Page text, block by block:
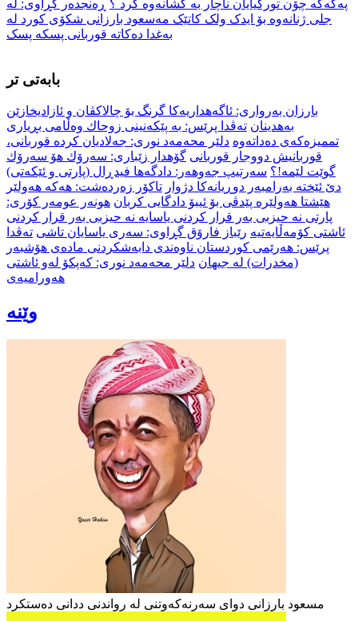
پەکەکە چۆن تورکیایان ناچار بە کشانەوە کرد ؟ ڕەنجدەر گڕاوی: لە
جلی ژنانەوە بۆ ایدک ولک کاتێک مەسعود بارزانی شکۆی کورد لە
بەغدا دەکاتە قوربانی پسکە پسک
بابەتی تر
بارزان به‌رواری: ئاگه‌هداریه‌كا گرنگ بۆ چالاكڤان و ئازادیخازێن
به‌هدینان تەڤدا پرێس: بە پێکەنینی زوحاك وەڵامی بڕیاری
تممیزەکەی دەداتەوە دلێر محەمەد نوری: جەلادیان کردە قوربانی،
قوربانیش دووجار قوربانی گۆهدار زێباری: سەرۆك هۆ سەرۆك
گوێت لێمە!؟ سه‌رتیپ جه‌وهه‌ر: دادگه‌ها فیدڕال (پارتی و ئێكه‌تی)
دێ ئێخته‌ به‌رامبه‌ر دوڕیانه‌كا دژوار تاكۆر زه‌رده‌شت: هه‌كه‌ هه‌ولێر
هێشتا هه‌ولێره‌ پێدڤی بۆ ئیبۆ دادگایی كربان هونەر عومەر کۆری:
پارتی نە حیزبی بەر قرار كردنی یاسایە نە حیزبی بەر قرار كردنی
ئاشتی كۆمەڵایەتیە رێباز فارۆق گڕاوی: سەری یاسایان تاشی تەڤدا
پرێس: هه‌رێمى كوردستان ناوه‌ندى دابه‌شكردنى مادەی هۆشبەر
(مخدرات) له‌ جيهان دلێر محەمەد نوری: کەپکۆ لەو ئاشتی
هەورامیەی
وێنە
مسعود بارزانی دوای سەرنەکەوتنی لە رواندنی ددانی دەستکرد